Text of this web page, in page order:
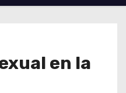
en la